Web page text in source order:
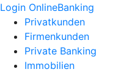
Login OnlineBanking
Privatkunden
Firmenkunden
Private Banking
Immobilien